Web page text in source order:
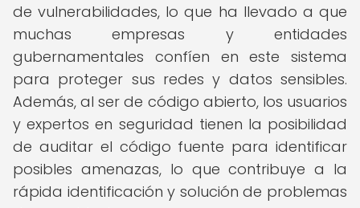
de vulnerabilidades, lo que ha llevado a que
muchas empresas y entidades
gubernamentales confíen en este sistema
para proteger sus redes y datos sensibles.
Además, al ser de código abierto, los usuarios
y expertos en seguridad tienen la posibilidad
de auditar el código fuente para identificar
posibles amenazas, lo que contribuye a la
rápida identificación y solución de problemas